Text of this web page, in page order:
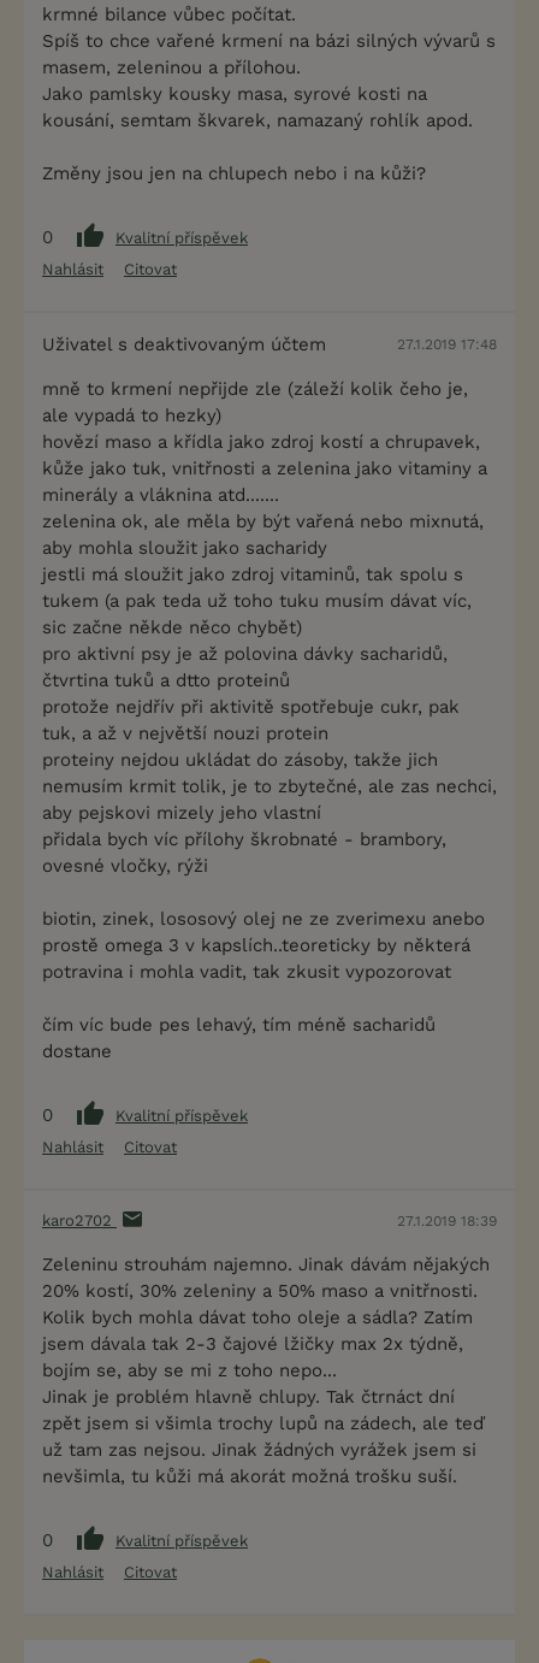
krmné bilance vůbec počítat.
Spíš to chce vařené krmení na bázi silných vývarů s
masem, zeleninou a přílohou.
Jako pamlsky kousky masa, syrové kosti na
kousání, semtam škvarek, namazaný rohlík apod.
Změny jsou jen na chlupech nebo i na kůži?
0
Kvalitní příspěvek
Nahlásit
Citovat
Uživatel s deaktivovaným účtem 27.1.2019 17:48
mně to krmení nepřijde zle (záleží kolik čeho je,
ale vypadá to hezky)
hovězí maso a křídla jako zdroj kostí a chrupavek,
kůže jako tuk, vnitřnosti a zelenina jako vitaminy a
minerály a vláknina atd.......
zelenina ok, ale měla by být vařená nebo mixnutá,
aby mohla sloužit jako sacharidy
jestli má sloužit jako zdroj vitaminů, tak spolu s
tukem (a pak teda už toho tuku musím dávat víc,
sic začne někde něco chybět)
pro aktivní psy je až polovina dávky sacharidů,
čtvrtina tuků a dtto proteinů
protože nejdřív při aktivitě spotřebuje cukr, pak
tuk, a až v největší nouzi protein
proteiny nejdou ukládat do zásoby, takže jich
nemusím krmit tolik, je to zbytečné, ale zas nechci,
aby pejskovi mizely jeho vlastní
přidala bych víc přílohy škrobnaté - brambory,
ovesné vločky, rýži
biotin, zinek, lososový olej ne ze zverimexu anebo
prostě omega 3 v kapslích..teoreticky by některá
potravina i mohla vadit, tak zkusit vypozorovat
čím víc bude pes lehavý, tím méně sacharidů
dostane
0
Kvalitní příspěvek
Nahlásit
Citovat
karo2702 27.1.2019 18:39
Zeleninu strouhám najemno. Jinak dávám nějakých
20% kostí, 30% zeleniny a 50% maso a vnitřnosti.
Kolik bych mohla dávat toho oleje a sádla? Zatím
jsem dávala tak 2-3 čajové lžičky max 2x týdně,
bojím se, aby se mi z toho nepo...
Jinak je problém hlavně chlupy. Tak čtrnáct dní
zpět jsem si všimla trochy lupů na zádech, ale teď
už tam zas nejsou. Jinak žádných vyrážek jsem si
nevšimla, tu kůži má akorát možná trošku suší.
0
Kvalitní příspěvek
Nahlásit
Citovat